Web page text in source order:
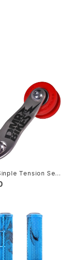
Tension See